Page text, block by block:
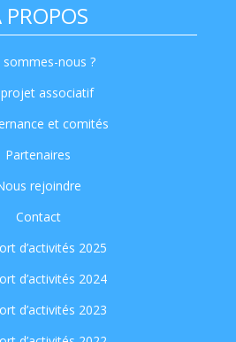
PROPOS
sommes-nous ?
associatif
et comités
Partenaires
rejoindre
Contact
d’activités 2025
d’activités 2024
d’activités 2023